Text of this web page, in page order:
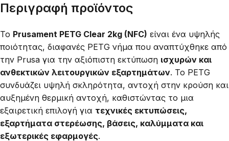
Περιγραφή προϊόντος
Το Prusament PETG Clear 2kg (NFC) είναι ένα υψηλής
ποιότητας, διαφανές PETG νήμα που αναπτύχθηκε από
την Prusa για την αξιόπιστη εκτύπωση ισχυρών και
ανθεκτικών λειτουργικών εξαρτημάτων. Το PETG
συνδυάζει υψηλή σκληρότητα, αντοχή στην κρούση και
αυξημένη θερμική αντοχή, καθιστώντας το μια
εξαιρετική επιλογή για τεχνικές εκτυπώσεις,
εξαρτήματα στερέωσης, βάσεις, καλύμματα και
εξωτερικές εφαρμογές.